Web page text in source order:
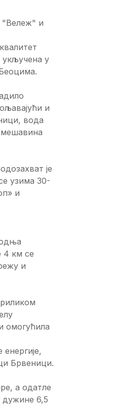
"Вележ" и
укључена у
и
вода
је
узима 30-
и
4 км се
и
омогућила
Брвеници.
а одатле
дужине 6,5